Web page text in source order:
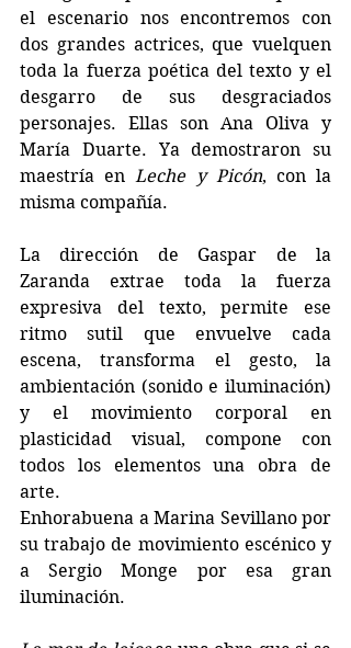
el escenario nos encontremos con
dos grandes actrices, que vuelquen
toda la fuerza poética del texto y el
desgarro de sus desgraciados
personajes. Ellas son Ana Oliva y
María Duarte. Ya demostraron su
maestría en Leche y Picón, con la
misma compañía.
La dirección de Gaspar de la
Zaranda extrae toda la fuerza
expresiva del texto, permite ese
ritmo sutil que envuelve cada
escena, transforma el gesto, la
ambientación (sonido e iluminación)
y el movimiento corporal en
plasticidad visual, compone con
todos los elementos una obra de
arte.
Enhorabuena a Marina Sevillano por
su trabajo de movimiento escénico y
a Sergio Monge por esa gran
iluminación.